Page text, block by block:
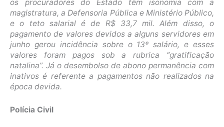
os procuradores do Estado têm isonomia com a
magistratura, a Defensoria Pública e Ministério Público,
e o teto salarial é de R$ 33,7 mil. Além disso, o
pagamento de valores devidos a alguns servidores em
junho gerou incidência sobre o 13º salário, e esses
valores foram pagos sob a rubrica “gratificação
natalina”. Já o desembolso de abono permanência com
inativos é referente a pagamentos não realizados na
época devida.
Polícia Civil